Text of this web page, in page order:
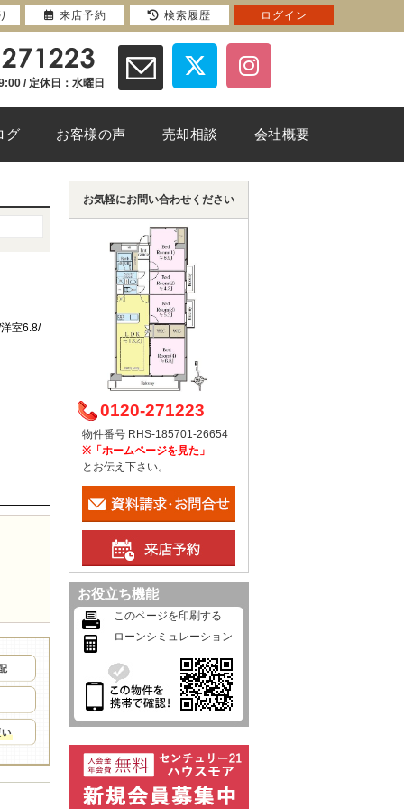
/ 定休日：水曜日
グ お客様の声 売却相談 会社概要
室6.8/
お気軽にお問い合わせください
0120-271223
物件番号 RHS-185701-26654
※「ホームページを見た」
とお伝え下さい。
お役立ち機能
このページを印刷する
ローンシミュレーション
来店予約 検索履歴 ログイン